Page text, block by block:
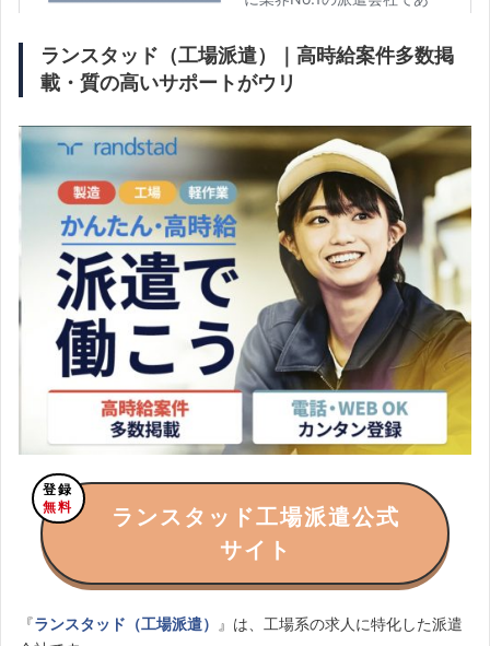
ランスタッド（工場派遣）｜高時給案件多数掲
載・質の高いサポートがウリ
登録
無料
ランスタッド工場派遣公式
サイト
『ランスタッド（工場派遣）
』は、工場系の求人に特化した派遣